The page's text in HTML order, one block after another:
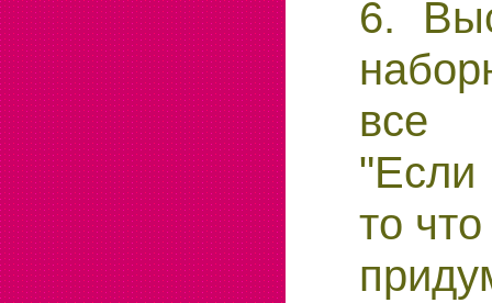
6.
все
то